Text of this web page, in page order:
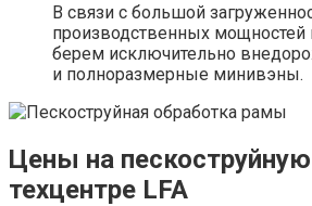
В связи с большой
производственных мощностей
берем исключительно
и полноразмерные минивэны.
Цены на
техцентре LFA